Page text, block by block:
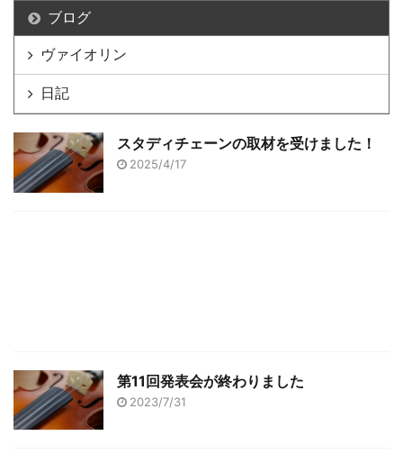
ブログ
ヴァイオリン
日記
スタディチェーンの取材を受けました！
2025/4/17
第11回発表会が終わりました
2023/7/31